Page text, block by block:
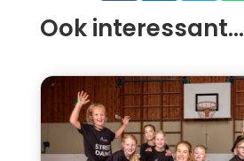
Ook interessant…